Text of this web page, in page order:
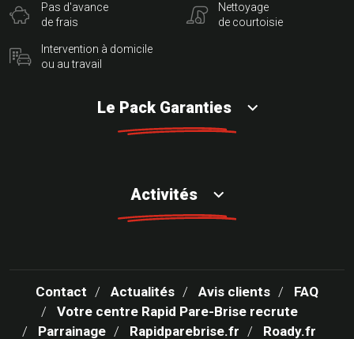
Pas d'avance
de frais
Intervention à domicile
ou au travail
Nettoyage
de courtoisie
Le Pack Garanties
Activités
Contact Actualités Avis clients
FAQ
Votre centre Rapid Pare-Brise recrute
Parrainage
Rapidparebrise.fr Roady.fr